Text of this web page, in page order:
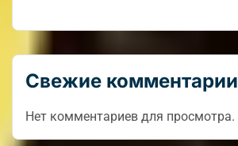
Свежие комментарии
Нет комментариев для просмотра.